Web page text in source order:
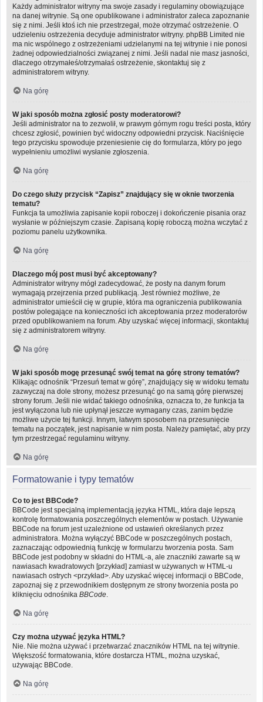
Każdy administrator witryny ma swoje zasady i regulaminy obowiązujące
na danej witrynie. Są one opublikowane i administrator zaleca zapoznanie
się z nimi. Jeśli ktoś ich nie przestrzegał, może otrzymać ostrzeżenie. O
udzieleniu ostrzeżenia decyduje administrator witryny. phpBB Limited nie
ma nic wspólnego z ostrzeżeniami udzielanymi na tej witrynie i nie ponosi
żadnej odpowiedzialności związanej z nimi. Jeśli nadal nie masz jasności,
dlaczego otrzymałeś/otrzymałaś ostrzeżenie, skontaktuj się z
administratorem witryny.
Na górę
W jaki sposób można zgłosić posty moderatorowi?
Jeśli administrator na to zezwolił, w prawym górnym rogu treści posta, który
chcesz zgłosić, powinien być widoczny odpowiedni przycisk. Naciśnięcie
tego przycisku spowoduje przeniesienie cię do formularza, który po jego
wypełnieniu umożliwi wysłanie zgłoszenia.
Na górę
Do czego służy przycisk “Zapisz” znajdujący się w oknie tworzenia
tematu?
Funkcja ta umożliwia zapisanie kopii roboczej i dokończenie pisania oraz
wysłanie w późniejszym czasie. Zapisaną kopię roboczą można wczytać z
poziomu panelu użytkownika.
Na górę
Dlaczego mój post musi być akceptowany?
Administrator witryny mógł zadecydować, że posty na danym forum
wymagają przejrzenia przed publikacją. Jest również możliwe, że
administrator umieścił cię w grupie, która ma ograniczenia publikowania
postów polegające na konieczności ich akceptowania przez moderatorów
przed opublikowaniem na forum. Aby uzyskać więcej informacji, skontaktuj
się z administratorem witryny.
Na górę
W jaki sposób mogę przesunąć swój temat na górę strony tematów?
Klikając odnośnik “Przesuń temat w górę”, znajdujący się w widoku tematu
zazwyczaj na dole strony, możesz przesunąć go na samą górę pierwszej
strony forum. Jeśli nie widać takiego odnośnika, oznacza to, że funkcja ta
jest wyłączona lub nie upłynął jeszcze wymagany czas, zanim będzie
możliwe użycie tej funkcji. Innym, łatwym sposobem na przesunięcie
tematu na początek, jest napisanie w nim posta. Należy pamiętać, aby przy
tym przestrzegać regulaminu witryny.
Na górę
Formatowanie i typy tematów
Co to jest BBCode?
BBCode jest specjalną implementacją języka HTML, która daje lepszą
kontrolę formatowania poszczególnych elementów w postach. Używanie
BBCode na forum jest uzależnione od ustawień określanych przez
administratora. Można wyłączyć BBCode w poszczególnych postach,
zaznaczając odpowiednią funkcję w formularzu tworzenia posta. Sam
BBCode jest podobny w składni do HTML-a, ale znaczniki zawarte są w
nawiasach kwadratowych [przykład] zamiast w używanych w HTML-u
nawiasach ostrych <przykład>. Aby uzyskać więcej informacji o BBCode,
zapoznaj się z przewodnikiem dostępnym ze strony tworzenia posta po
kliknięciu odnośnika BBCode
Na górę
Czy można używać języka HTML?
Nie. Nie można używać i przetwarzać znaczników HTML na tej witrynie.
Większość formatowania, które dostarcza HTML, można uzyskać,
używając BBCode.
Na górę